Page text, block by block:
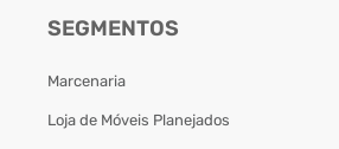
SEGMENTOS
Marcenaria
Loja de Móveis Planejados